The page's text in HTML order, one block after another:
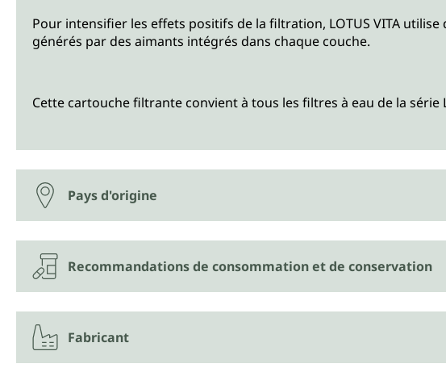
Pour intensifier les effets positifs de la filtration, LOTUS VITA
générés par des aimants intégrés dans chaque couche.
Cette cartouche filtrante convient à tous les filtres à eau de la série
Pays d'origine
Recommandations de consommation et de conservation
Fabricant